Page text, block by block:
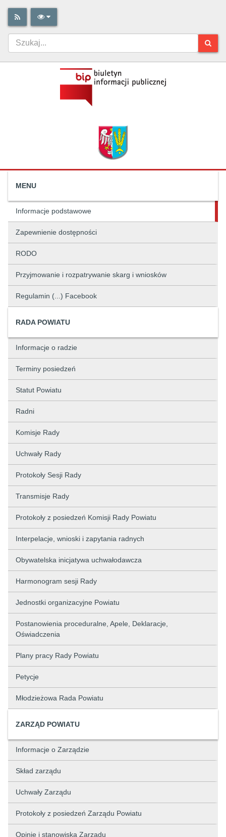
MENU
Informacje podstawowe
Zapewnienie dostępności
RODO
Przyjmowanie i rozpatrywanie skarg i wniosków
Regulamin (...) Facebook
RADA POWIATU
Informacje o radzie
Terminy posiedzeń
Statut Powiatu
Radni
Komisje Rady
Uchwały Rady
Protokoły Sesji Rady
Transmisje Rady
Protokoły z posiedzeń Komisji Rady Powiatu
Interpelacje, wnioski i zapytania radnych
Obywatelska inicjatywa uchwałodawcza
Harmonogram sesji Rady
Jednostki organizacyjne Powiatu
Postanowienia proceduralne, Apele, Deklaracje,
Oświadczenia
Plany pracy Rady Powiatu
Petycje
Młodzieżowa Rada Powiatu
ZARZĄD POWIATU
Informacje o Zarządzie
Skład zarządu
Uchwały Zarządu
Protokoły z posiedzeń Zarządu Powiatu
Opinie i stanowiska Zarządu